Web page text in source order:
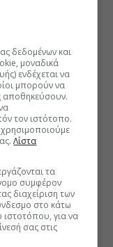
δεδομένων και
μοναδικά
ενδέχεται να
μπορούν να
αποθηκεύσουν.
τον ιστότοπο.
χρησιμοποιούμε
Λίστα
τα
συμφέρον
διαχείριση των
στο κάτω
ιστοτόπου, για να
σας στις